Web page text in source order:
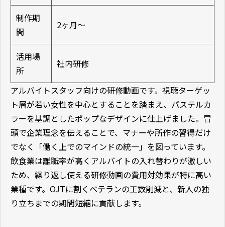
制作期
間
2ヶ月〜
活用場
所
社内研修
アルバイトスタッフ向けの研修動画です。視聴ターゲッ
ト層が若い女性を中心とすることを踏まえ、パステルカ
ラーを基調としたポップなデザインに仕上げました。冒
頭で企業理念を伝えることで、マナーや所作の習得だけ
でなく「働く上でのマインドの統一」を図っています。
飲食業は離職率が高くアルバイトの入れ替わりが激しい
ため、繰り返し使える研修動画の費用対効果が特に高い
業種です。 OJTに割くベテランの工数削減と、新人の独
り立ちまでの期間短縮に貢献します。